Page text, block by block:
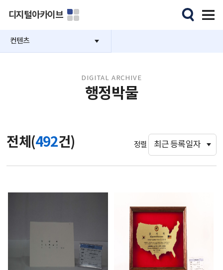
디지털아카이브
컨텐츠
DIGITAL ARCHIVE
행정박물
전체(492건) 정렬